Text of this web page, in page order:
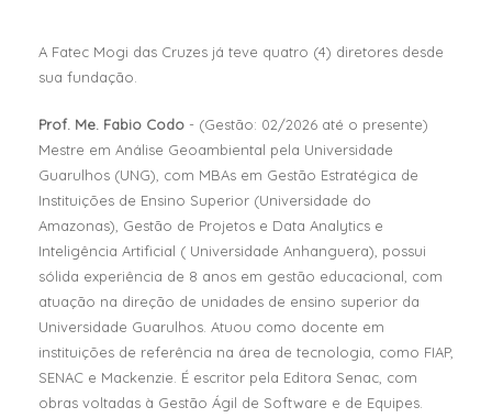
A Fatec Mogi das Cruzes já teve quatro (4) diretores desde
sua fundação.
Prof. Me. Fabio Codo - (Gestão: 02/2026 até o presente)
Mestre em Análise Geoambiental pela Universidade
Guarulhos (UNG), com MBAs em Gestão Estratégica de
Instituições de Ensino Superior (Universidade do
Amazonas), Gestão de Projetos e Data Analytics e
Inteligência Artificial ( Universidade Anhanguera), possui
sólida experiência de 8 anos em gestão educacional, com
atuação na direção de unidades de ensino superior da
Universidade Guarulhos. Atuou como docente em
instituições de referência na área de tecnologia, como FIAP,
SENAC e Mackenzie. É escritor pela Editora Senac, com
obras voltadas à Gestão Ágil de Software e de Equipes.